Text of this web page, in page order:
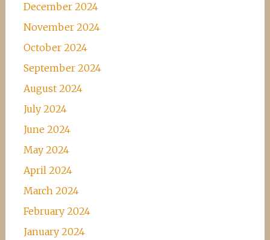
December 2024
November 2024
October 2024
September 2024
August 2024
July 2024
June 2024
May 2024
April 2024
March 2024
February 2024
January 2024